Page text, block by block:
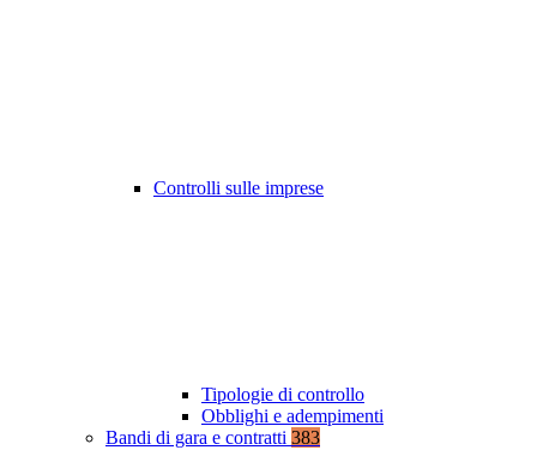
Controlli sulle imprese
Tipologie di controllo
Obblighi e adempimenti
Bandi di gara e contratti 383